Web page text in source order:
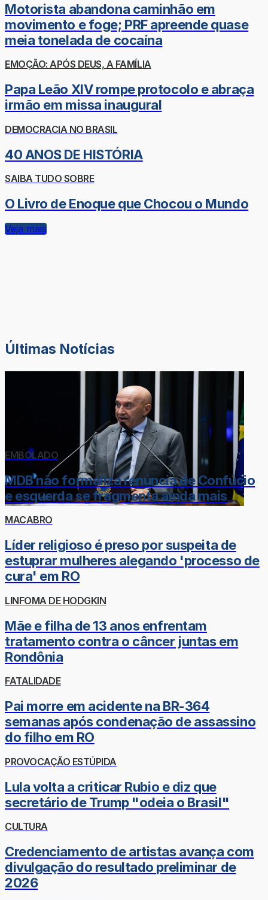
Motorista abandona caminhão em
movimento e foge; PRF apreende quase
meia tonelada de cocaína
EMOÇÃO: APÓS DEUS, A FAMÍLIA
Papa Leão XIV rompe protocolo e abraça
irmão em missa inaugural
DEMOCRACIA NO BRASIL
40 ANOS DE HISTÓRIA
SAIBA TUDO SOBRE
O Livro de Enoque que Chocou o Mundo
Veja mais
Últimas Notícias
EMBOLADO
MDB não formaliza renúncia de Confúcio
e esquerda se fragmenta ainda mais
MACABRO
Líder religioso é preso por suspeita de
estuprar mulheres alegando 'processo de
cura' em RO
LINFOMA DE HODGKIN
Mãe e filha de 13 anos enfrentam
tratamento contra o câncer juntas em
Rondônia
FATALIDADE
Pai morre em acidente na BR-364
semanas após condenação de assassino
do filho em RO
PROVOCAÇÃO ESTÚPIDA
Lula volta a criticar Rubio e diz que
secretário de Trump "odeia o Brasil"
CULTURA
Credenciamento de artistas avança com
divulgação do resultado preliminar de
2026